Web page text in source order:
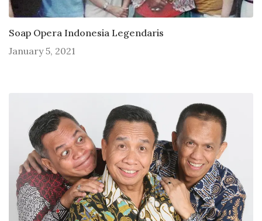
Soap Opera Indonesia Legendaris
January 5, 2021